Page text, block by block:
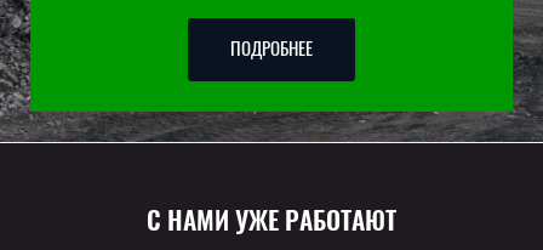
ПОДРОБНЕЕ
С НАМИ УЖЕ РАБОТАЮТ